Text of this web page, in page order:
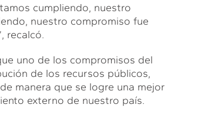
cumpliendo, nuestro
nuestro compromiso fue
recalcó.
uno de los compromisos del
de los recursos públicos,
manera que se logre una mejor
externo de nuestro país.